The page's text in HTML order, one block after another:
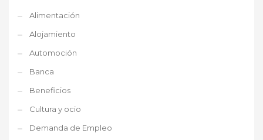
Alimentación
Alojamiento
Automoción
Banca
Beneficios
Cultura y ocio
Demanda de Empleo